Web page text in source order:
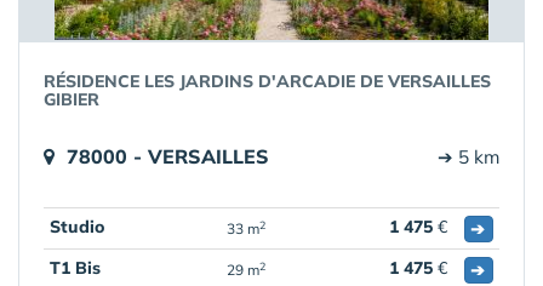
RÉSIDENCE LES JARDINS D'ARCADIE DE VERSAILLES
GIBIER
78000 - VERSAILLES ➔ 5 km
Studio 33 m2 1 475 €
➔
T1 Bis
29 m2 1 475 €
➔